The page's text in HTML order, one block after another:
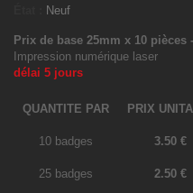
Neuf
Prix de base 25mm x 10
Impression numérique laser
délai 5 jours
QUANTITE PAR PRIX
10 badges 3.50 €
25 badges 2.50 €